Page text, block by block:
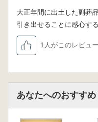
大正年間に出土した副葬
引き出せることに感心す
1人がこのレビュ
あなたへのおすすめ